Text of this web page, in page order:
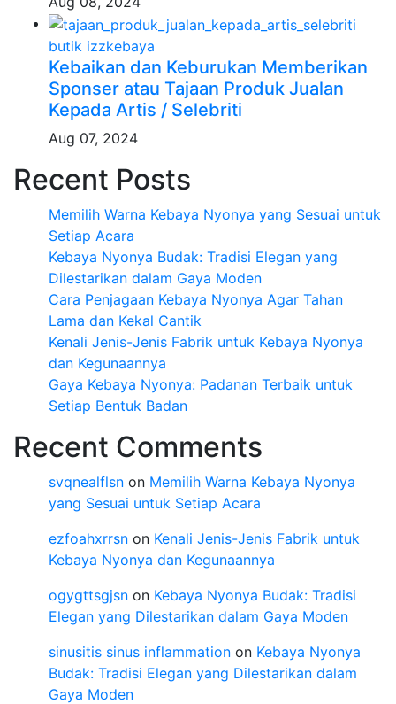
butik izzkebaya
Kebaikan dan Keburukan Memberikan
Sponser atau Tajaan Produk Jualan
Kepada Artis / Selebriti
Aug 07, 2024
Recent Posts
Memilih Warna Kebaya Nyonya yang Sesuai untuk
Setiap Acara
Kebaya Nyonya Budak: Tradisi Elegan yang
Dilestarikan dalam Gaya Moden
Cara Penjagaan Kebaya Nyonya Agar Tahan
Lama dan Kekal Cantik
Kenali Jenis-Jenis Fabrik untuk Kebaya Nyonya
dan Kegunaannya
Gaya Kebaya Nyonya: Padanan Terbaik untuk
Setiap Bentuk Badan
Recent Comments
svqnealflsn on Memilih Warna Kebaya Nyonya
yang Sesuai untuk Setiap Acara
ezfoahxrrsn on Kenali Jenis-Jenis Fabrik untuk
Kebaya Nyonya dan Kegunaannya
ogygttsgjsn on Kebaya Nyonya Budak: Tradisi
Elegan yang Dilestarikan dalam Gaya Moden
sinusitis sinus inflammation on Kebaya Nyonya
Budak: Tradisi Elegan yang Dilestarikan dalam
Gaya Moden